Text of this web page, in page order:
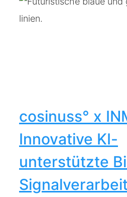
cosinuss° x
Innovative KI-
unterstützte